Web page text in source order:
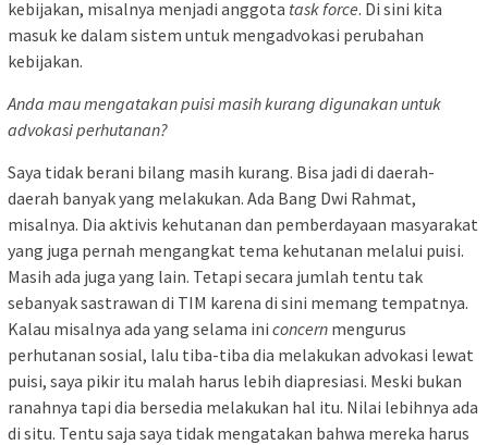
kebijakan, misalnya menjadi anggota task force. Di sini kita
masuk ke dalam sistem untuk mengadvokasi perubahan
kebijakan.
Anda mau mengatakan puisi masih kurang digunakan untuk
advokasi perhutanan?
Saya tidak berani bilang masih kurang. Bisa jadi di daerah-
daerah banyak yang melakukan. Ada Bang Dwi Rahmat,
misalnya. Dia aktivis kehutanan dan pemberdayaan masyarakat
yang juga pernah mengangkat tema kehutanan melalui puisi.
Masih ada juga yang lain. Tetapi secara jumlah tentu tak
sebanyak sastrawan di TIM karena di sini memang tempatnya.
Kalau misalnya ada yang selama ini concern mengurus
perhutanan sosial, lalu tiba-tiba dia melakukan advokasi lewat
puisi, saya pikir itu malah harus lebih diapresiasi. Meski bukan
ranahnya tapi dia bersedia melakukan hal itu. Nilai lebihnya ada
di situ. Tentu saja saya tidak mengatakan bahwa mereka harus